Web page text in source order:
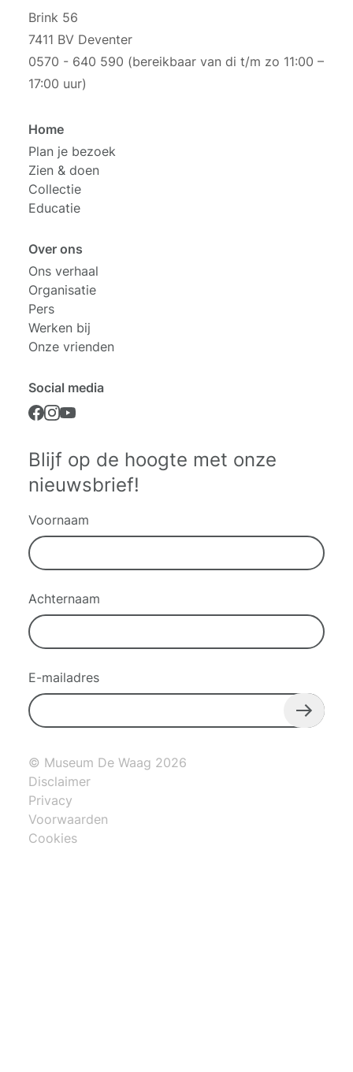
Brink 56
7411 BV Deventer
0570 - 640 590 (bereikbaar van di t/m zo 11:00 –
17:00 uur)
Home
Plan je bezoek
Zien & doen
Collectie
Educatie
Over ons
Ons verhaal
Organisatie
Pers
Werken bij
Onze vrienden
Social media
Blijf op de hoogte met onze
nieuwsbrief!
Voornaam
Achternaam
E-mailadres
© Museum De Waag 2026
Disclaimer
Privacy
Voorwaarden
Cookies